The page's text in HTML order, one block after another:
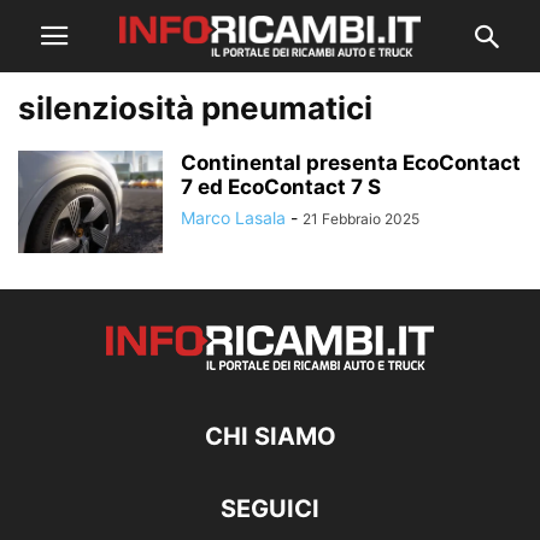
silenziosità pneumatici
Continental presenta EcoContact
7 ed EcoContact 7 S
Marco Lasala - 21 Febbraio 2025
CHI SIAMO
SEGUICI